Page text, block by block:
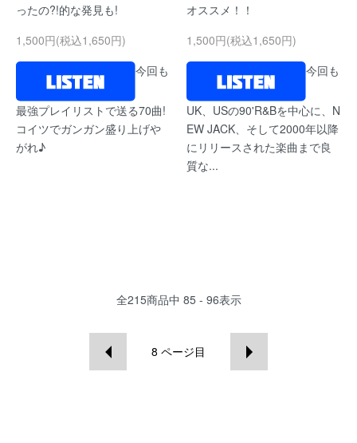
ったの?!的な発見も!
1,500円(税込1,650円)
今回も
最強プレイリストで送る70曲!
コイツでガンガン盛り上げや
がれ♪
オススメ！！
1,500円(税込1,650円)
今回も
UK、USの90'R&Bを中心に、N
EW JACK、そして2000年以降
にリリースされた楽曲まで良
質な...
全215商品中 85 - 96表示
8 ページ目